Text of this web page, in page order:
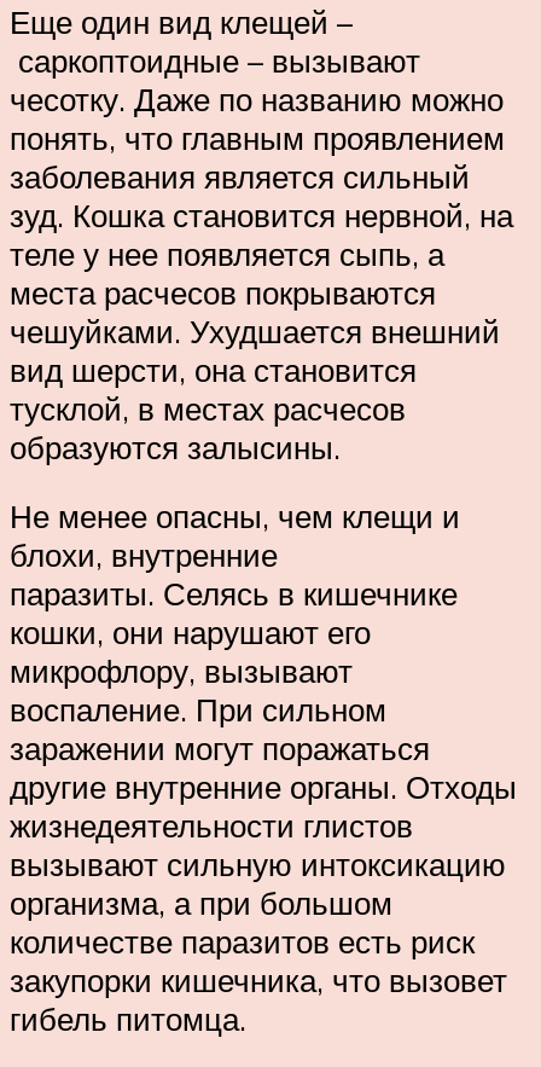
Еще один вид клещей –
саркоптоидные – вызывают
чесотку. Даже по названию можно
понять, что главным проявлением
заболевания является сильный
зуд. Кошка становится нервной, на
теле у нее появляется сыпь, а
места расчесов покрываются
чешуйками. Ухудшается внешний
вид шерсти, она становится
тусклой, в местах расчесов
образуются залысины.
Не менее опасны, чем клещи и
блохи, внутренние
паразиты. Селясь в кишечнике
кошки, они нарушают его
микрофлору, вызывают
воспаление. При сильном
заражении могут поражаться
другие внутренние органы. Отходы
жизнедеятельности глистов
вызывают сильную интоксикацию
организма, а при большом
количестве паразитов есть риск
закупорки кишечника, что вызовет
гибель питомца.